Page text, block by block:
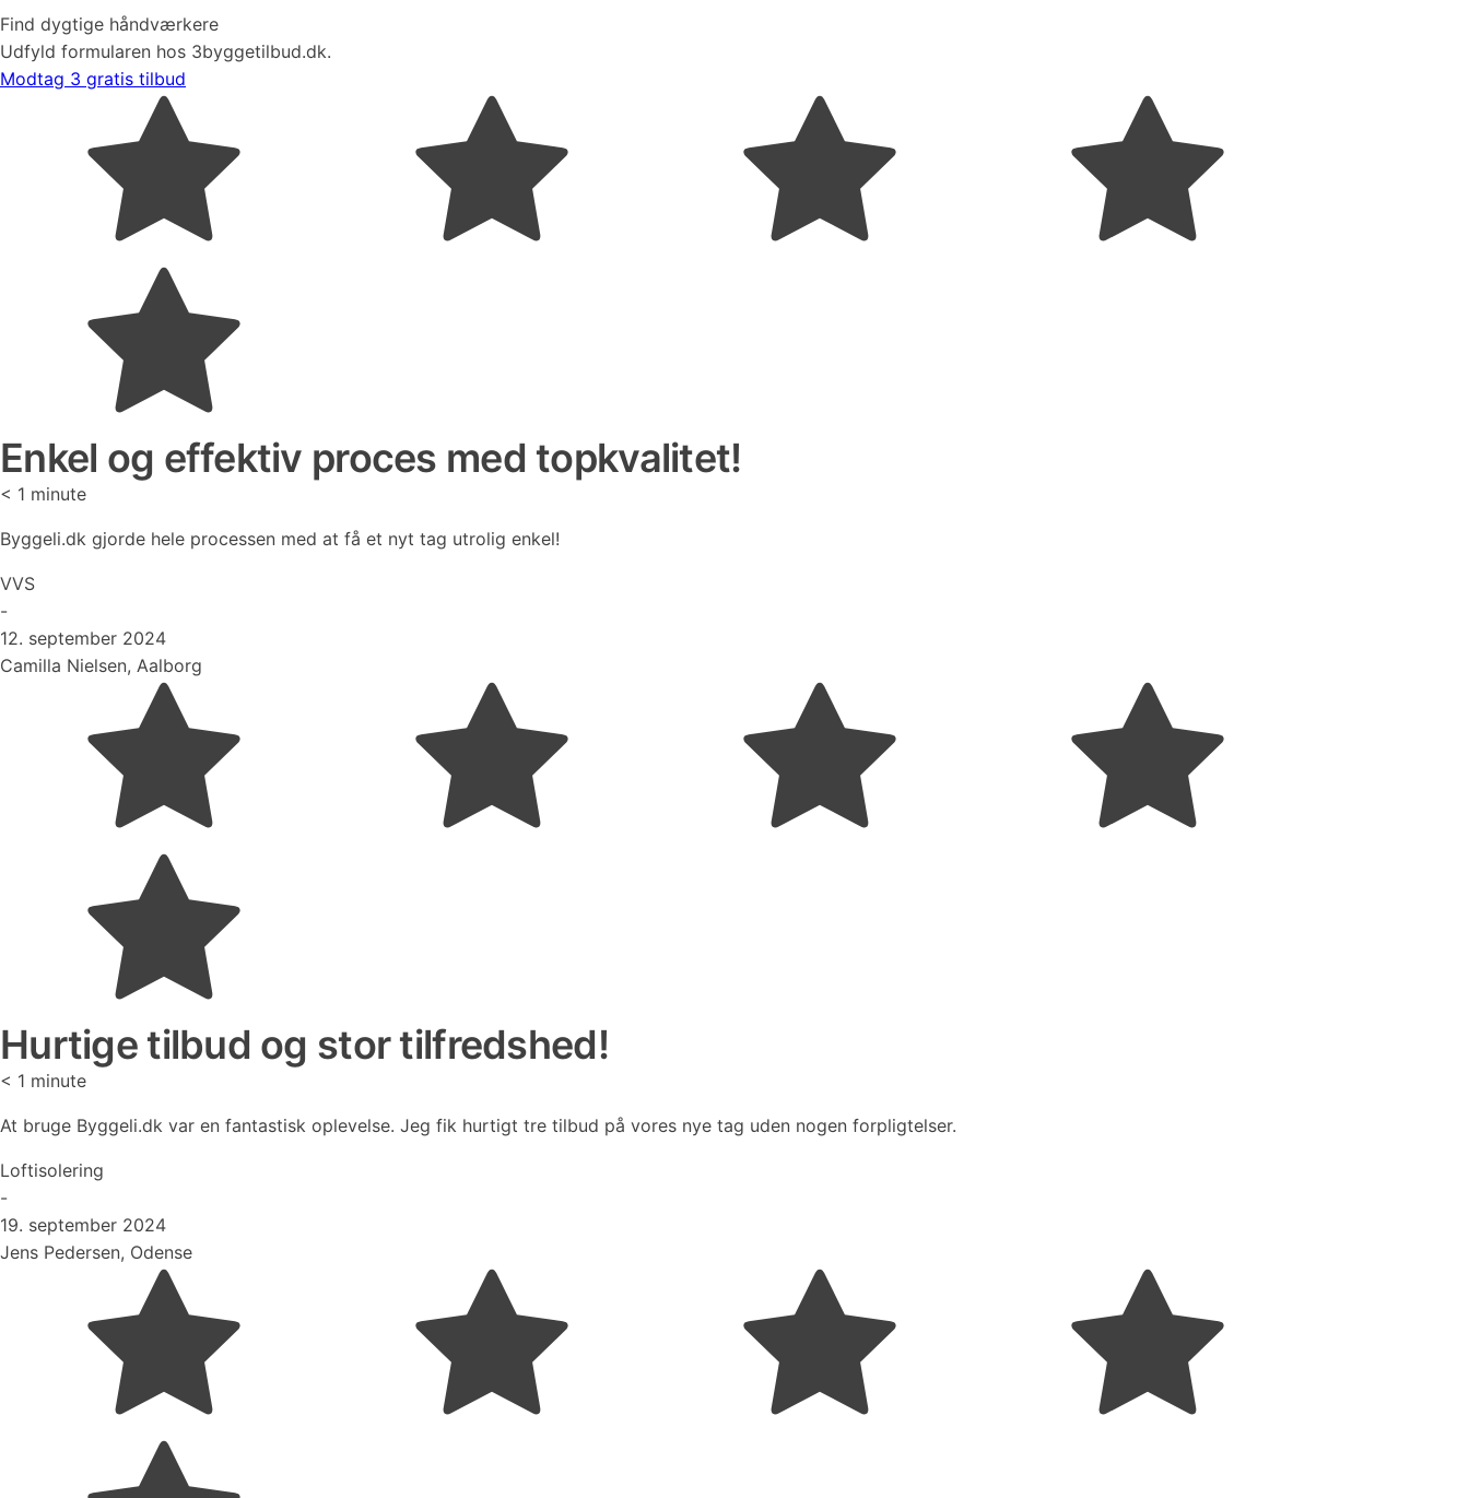
Find dygtige håndværkere
Udfyld formularen hos 3byggetilbud.dk.
Modtag 3 gratis tilbud
Enkel og effektiv proces med topkvalitet!
< 1 minute
Byggeli.dk gjorde hele processen med at få et nyt tag utrolig enkel!
VVS
-
12. september 2024
Camilla Nielsen, Aalborg
Hurtige tilbud og stor tilfredshed!
< 1 minute
At bruge Byggeli.dk var en fantastisk oplevelse. Jeg fik hurtigt tre tilbud på vores nye tag uden nogen forpligtelser.
Loftisolering
-
19. september 2024
Jens Pedersen, Odense